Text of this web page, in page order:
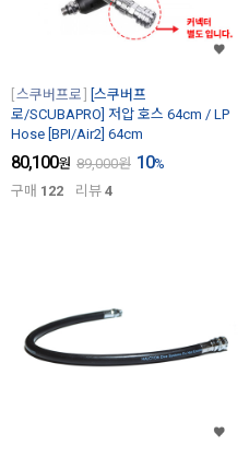
스쿠버프로
[스쿠버프
로/SCUBAPRO] 저압 호스 64cm / LP
Hose [BPI/Air2] 64cm
80,100원 89,000원 10%
구매 122 리뷰 4